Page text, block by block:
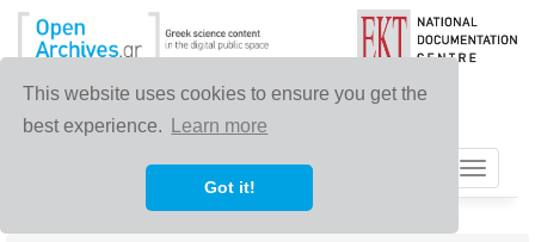
This website uses cookies to ensure you get the
best experience.
Learn more
Got it!
Toggle